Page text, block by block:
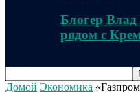
Блогер Влад
рядом с
Домой Экономика